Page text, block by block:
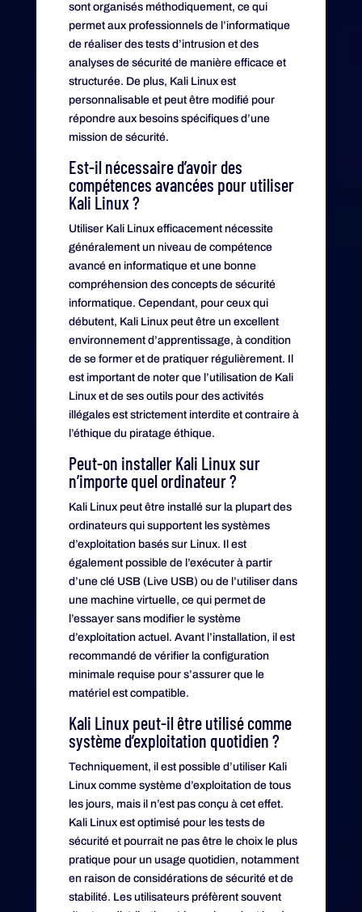
sont organisés méthodiquement, ce qui
permet aux professionnels de l’informatique
de réaliser des tests d’intrusion et des
analyses de sécurité de manière efficace et
structurée. De plus, Kali Linux est
personnalisable et peut être modifié pour
répondre aux besoins spécifiques d’une
mission de sécurité.
Est-il nécessaire d’avoir des
compétences avancées pour utiliser
Kali Linux ?
Utiliser Kali Linux efficacement nécessite
généralement un niveau de compétence
avancé en informatique et une bonne
compréhension des concepts de sécurité
informatique. Cependant, pour ceux qui
débutent, Kali Linux peut être un excellent
environnement d’apprentissage, à condition
de se former et de pratiquer régulièrement. Il
est important de noter que l’utilisation de Kali
Linux et de ses outils pour des activités
illégales est strictement interdite et contraire à
l’éthique du piratage éthique.
Peut-on installer Kali Linux sur
n’importe quel ordinateur ?
Kali Linux peut être installé sur la plupart des
ordinateurs qui supportent les systèmes
d’exploitation basés sur Linux. Il est
également possible de l’exécuter à partir
d’une clé USB (Live USB) ou de l’utiliser dans
une machine virtuelle, ce qui permet de
l’essayer sans modifier le système
d’exploitation actuel. Avant l’installation, il est
recommandé de vérifier la configuration
minimale requise pour s’assurer que le
matériel est compatible.
Kali Linux peut-il être utilisé comme
système d’exploitation quotidien ?
Techniquement, il est possible d’utiliser Kali
Linux comme système d’exploitation de tous
les jours, mais il n’est pas conçu à cet effet.
Kali Linux est optimisé pour les tests de
sécurité et pourrait ne pas être le choix le plus
pratique pour un usage quotidien, notamment
en raison de considérations de sécurité et de
stabilité. Les utilisateurs préfèrent souvent